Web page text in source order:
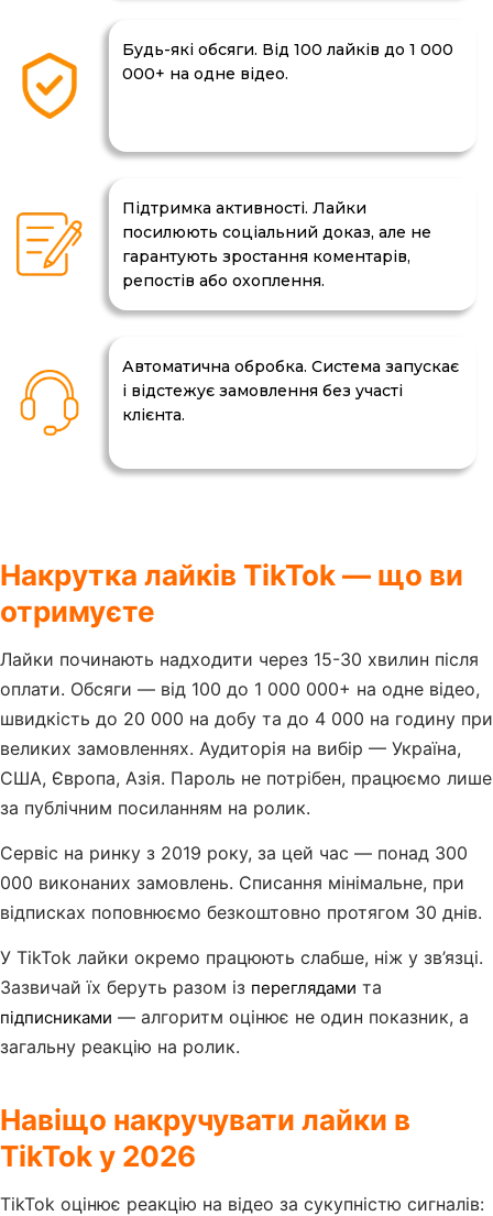
Будь-які обсяги. Від 100 лайків до 1 000
000+ на одне відео.
Підтримка активності. Лайки
посилюють соціальний доказ, але не
гарантують зростання коментарів,
репостів або охоплення.
Автоматична обробка. Система запускає
і відстежує замовлення без участі
клієнта.
Накрутка лайків TikTok — що ви
отримуєте
Лайки починають надходити через 15-30 хвилин після
оплати. Обсяги — від 100 до 1 000 000+ на одне відео,
швидкість до 20 000 на добу та до 4 000 на годину при
великих замовленнях. Аудиторія на вибір — Україна,
США, Європа, Азія. Пароль не потрібен, працюємо лише
за публічним посиланням на ролик.
Сервіс на ринку з 2019 року, за цей час — понад 300
000 виконаних замовлень. Списання мінімальне, при
відписках поповнюємо безкоштовно протягом 30 днів.
У TikTok лайки окремо працюють слабше, ніж у зв’язці.
Зазвичай їх беруть разом із переглядами та
підписниками — алгоритм оцінює не один показник, а
загальну реакцію на ролик.
Навіщо накручувати лайки в
TikTok у 2026
TikTok оцінює реакцію на відео за сукупністю сигналів: